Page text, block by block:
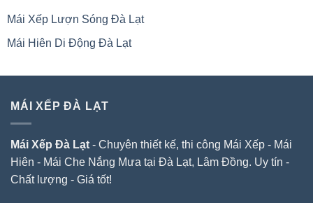
Mái Xếp Lượn Sóng Đà Lạt
Mái Hiên Di Động Đà Lạt
MÁI XẾP ĐÀ LẠT
Mái Xếp Đà Lạt - Chuyên thiết kế, thi công Mái Xếp - Mái
Hiên - Mái Che Nắng Mưa tại Đà Lạt, Lâm Đồng. Uy tín -
Chất lượng - Giá tốt!